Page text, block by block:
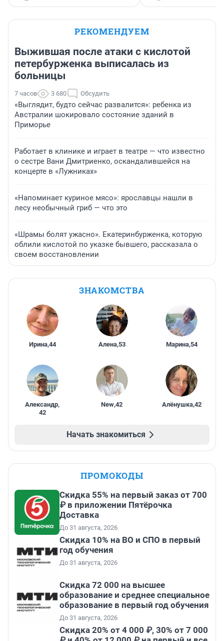
РЕКОМЕНДУЕМ
Выжившая после атаки с кислотой
петербурженка выписалась из
больницы
7 часов 3 680 Обсудить
«Выглядит, будто сейчас развалится»: ребенка из
Австралии шокировало состояние зданий в
Приморье
Работает в клинике и играет в театре — что известно
о сестре Вани Дмитриенко, оскандалившейся на
концерте в «Лужниках»
«Напоминает куриное мясо»: ярославцы нашли в
лесу необычный гриб — что это
«Шрамы болят ужасно». Екатеринбурженка, которую
облили кислотой по указке бывшего, рассказала о
своем восстановлении
ЗНАКОМСТВА
Ирина,44 Алена,53 Марина,54
Александр,
42
New,42 Алёнушка,42
Начать знакомиться
ПРОМОКОДЫ
Скидка 55% на первый заказ от 700
₽ в приложении Пятёрочка
Доставка
До 31 августа, 2026
Скидка 10% на ВО и СПО в первый
год обучения
До 31 августа, 2026
Скидка 72 000 на высшее
образование и среднее специальное
образование в первый год обучения
До 31 августа, 2026
Скидка 20% от 4 000 ₽, 30% от 7 000